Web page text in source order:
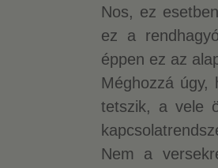
Nos, ez
ez a
éppen ez az
Méghozzá
tetszik, a vele
Nem a